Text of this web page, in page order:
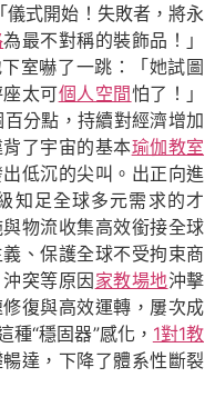
式開始！失敗者，將永
為最不對稱的裝飾品！」
室嚇了一跳：「她試圖
太可個人空間怕了！」
分點，持續對經濟增加
了宇宙的基本瑜伽教室
低沉的尖叫。出正向進
知足全球多元需求的才
物流收集高效銜接全球
、保護全球不受拘束商
突等原因家教場地沖擊
復與高效運轉，屢次成
“穩固器”感化， 1對1教
達，下降了體系性斷裂